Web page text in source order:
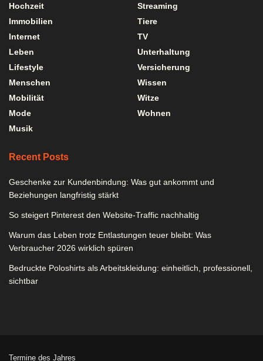
Hochzeit
Immobilien
Internet
Leben
Lifestyle
Menschen
Mobilität
Mode
Musik
Streaming
Tiere
TV
Unterhaltung
Versicherung
Wissen
Witze
Wohnen
Recent Posts
Geschenke zur Kundenbindung: Was gut ankommt und
Beziehungen langfristig stärkt
So steigert Pinterest den Website-Traffic nachhaltig
Warum das Leben trotz Entlastungen teuer bleibt: Was
Verbraucher 2026 wirklich spüren
Bedruckte Poloshirts als Arbeitskleidung: einheitlich, professionell,
sichtbar
Termine des Jahres